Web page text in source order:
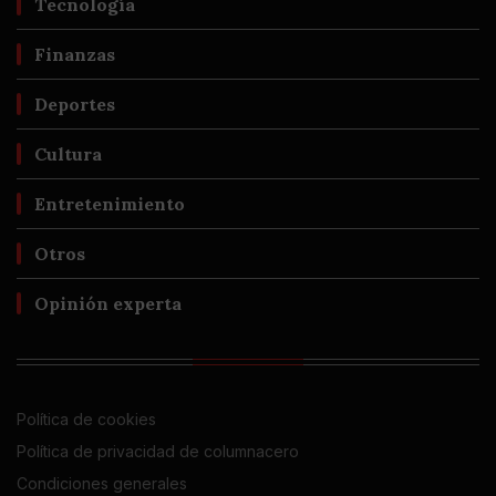
Tecnología
Finanzas
Deportes
Cultura
Entretenimiento
Otros
Opinión experta
Política de cookies
Política de privacidad de columnacero
Condiciones generales